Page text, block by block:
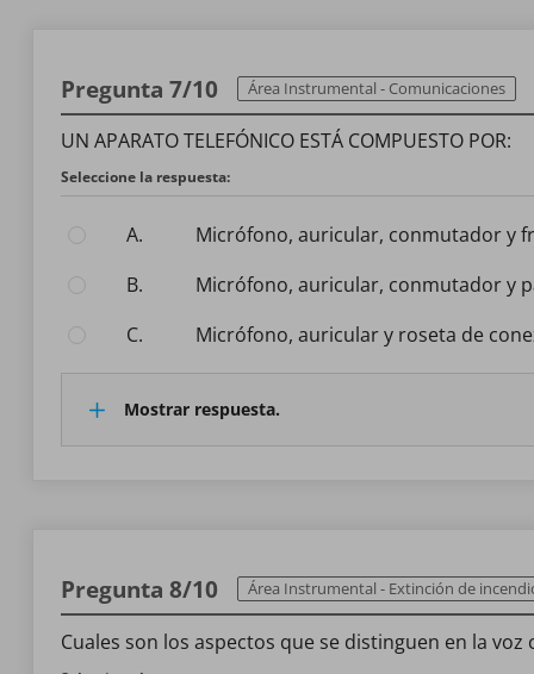
Pregunta 7/10 Área Instrumental - Comunicaciones
UN APARATO TELEFÓNICO ESTÁ COMPUESTO POR:
Seleccione la respuesta:
A.
Micrófono, auricular, conmutador y
B.
Micrófono, auricular, conmutador y
C.
Micrófono, auricular y roseta de
Mostrar respuesta.
Pregunta 8/10 Área Instrumental - Extinción de incendios e
Cuales son los aspectos que se distinguen en la